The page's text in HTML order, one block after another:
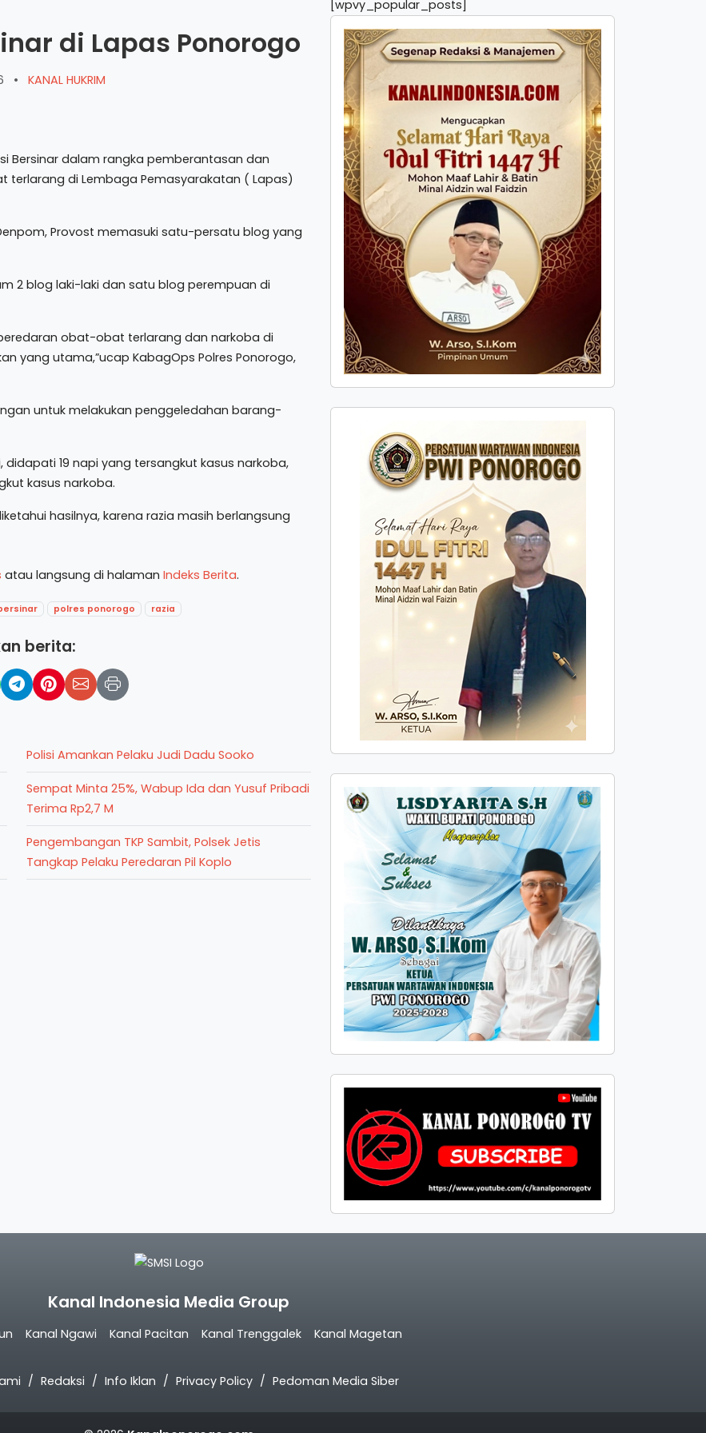
di Lapas Ponorogo
• KANAL HUKRIM
Bersinar dalam rangka pemberantasan dan
di Lembaga Pemasyarakatan ( Lapas)
Provost memasuki satu-persatu blog yang
2 blog laki-laki dan satu blog perempuan di
obat-obat terlarang dan narkoba di
yang utama,”ucap KabagOps Polres Ponorogo,
untuk melakukan penggeledahan barang-
didapati 19 napi yang tersangkut kasus narkoba,
kasus narkoba.
hasilnya, karena razia masih berlangsung
atau langsung di halaman Indeks Berita.
polres ponorogo razia
berita:
Polisi Amankan Pelaku Judi Dadu Sooko
Sempat Minta 25%, Wabup Ida dan Yusuf Pribadi
Terima Rp2,7 M
Pengembangan TKP Sambit, Polsek Jetis
Tangkap Pelaku Peredaran Pil Koplo
[wpvy_popular_posts]
Kanal Indonesia Media Group
Kanal Ngawi Kanal Pacitan Kanal Trenggalek Kanal Magetan
Redaksi Info Iklan Privacy Policy Pedoman Media Siber